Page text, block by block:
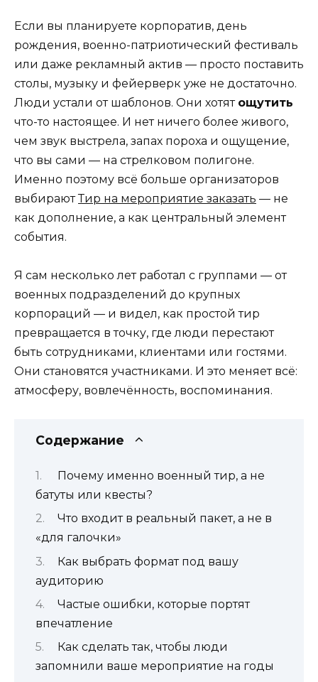
Если вы планируете корпоратив, день
рождения, военно-патриотический фестиваль
или даже рекламный актив — просто поставить
столы, музыку и фейерверк уже не достаточно.
Люди устали от шаблонов. Они хотят ощутить
что-то настоящее. И нет ничего более живого,
чем звук выстрела, запах пороха и ощущение,
что вы сами — на стрелковом полигоне.
Именно поэтому всё больше организаторов
выбираютТир на мероприятие заказать — не
как дополнение, а как центральный элемент
события.
Я сам несколько лет работал с группами — от
военных подразделений до крупных
корпораций — и видел, как простой тир
превращается в точку, где люди перестают
быть сотрудниками, клиентами или гостями.
Они становятся участниками. И это меняет всё:
атмосферу, вовлечённость, воспоминания.
Содержание
Почему именно военный тир, а не
батуты или квесты?
Что входит в реальный пакет, а не в
«для галочки»
Как выбрать формат под вашу
аудиторию
Частые ошибки, которые портят
впечатление
Как сделать так, чтобы люди
запомнили ваше мероприятие на годы